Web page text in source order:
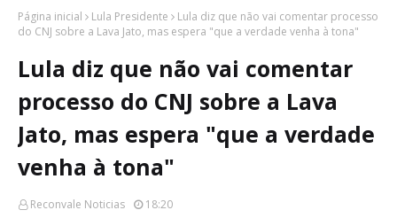
Página inicial Lula Presidente
Lula diz que não vai comentar processo
do CNJ sobre a Lava Jato, mas espera "que a verdade venha à tona"
Lula diz que não vai comentar
processo do CNJ sobre a Lava
Jato, mas espera "que a verdade
venha à tona"
Reconvale Noticias 18:20